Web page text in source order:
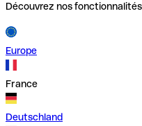
Découvrez nos
Europe
France
Deutschland